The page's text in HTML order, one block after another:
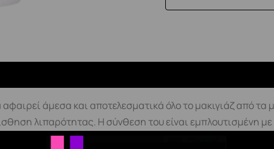
άμεσα και αποτελεσματικά όλο το μακιγιάζ από τα
λιπαρότητας. Η σύνθεση του είναι εμπλουτισμένη
Συστατικά Τρόπος Χρήσης